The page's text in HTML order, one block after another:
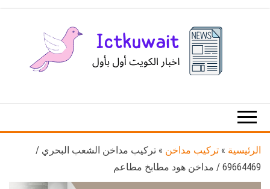
الكويت
الرئيسية » تركيب مداخن » تركيب مداخن الشعب البحري /
69664469 / مداخن هود مطابخ مطاعم